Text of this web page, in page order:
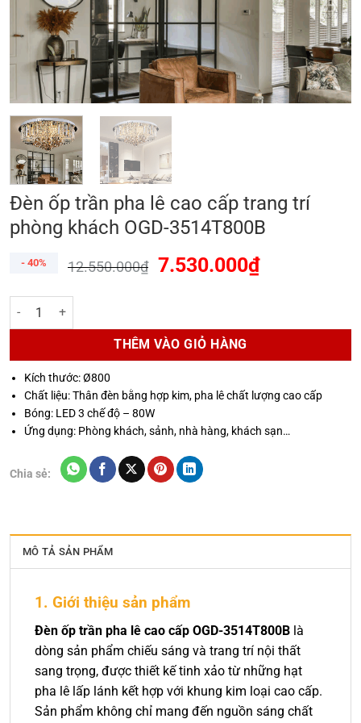
Đèn ốp trần pha lê cao cấp trang trí
phòng khách OGD-3514T800B
- 40% 12.550.000₫ 7.530.000₫
Đèn ốp trần pha lê cao cấp trang trí phòng khách OGD-3514T800B
THÊM VÀO GIỎ HÀNG
Kích thước: Ø800
Chất liệu: Thân đèn bằng hợp kim, pha lê chất lượng cao cấp
Bóng: LED 3 chế độ – 80W
Ứng dụng: Phòng khách, sảnh, nhà hàng, khách sạn…
Chia sẻ:
MÔ TẢ SẢN PHẨM
1. Giới thiệu sản phẩm
Đèn ốp trần pha lê cao cấp OGD-3514T800B là
dòng sản phẩm chiếu sáng và trang trí nội thất
sang trọng, được thiết kế tinh xảo từ những hạt
pha lê lấp lánh kết hợp với khung kim loại cao cấp.
Sản phẩm không chỉ mang đến nguồn sáng chất